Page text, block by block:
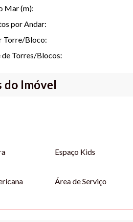
sujeitas a alteração, segundo
Mar (m):
por Andar:
Torre/Bloco:
Torres/Blocos:
do Imóvel
Espaço Kids
Área de Serviço